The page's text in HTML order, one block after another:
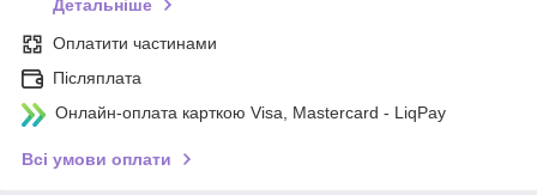
Детальніше
Оплатити частинами
Післяплата
Онлайн-оплата карткою Visa, Mastercard - LiqPay
Всі умови оплати